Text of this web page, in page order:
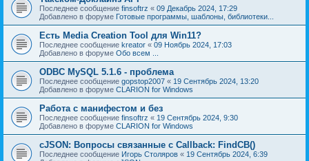
Последнее сообщение finsoftrz « 09 Декабрь 2024, 17:29
Добавлено в форуме Готовые программы, шаблоны, библиотеки...
Есть Media Creation Tool для Win11?
Последнее сообщение kreator « 09 Ноябрь 2024, 17:03
Добавлено в форуме Обо всем ...
ODBC MySQL 5.1.6 - проблема
Последнее сообщение gopstop2007 « 19 Сентябрь 2024, 13:20
Добавлено в форуме CLARION for Windows
Работа с манифестом и без
Последнее сообщение finsoftrz « 19 Сентябрь 2024, 9:30
Добавлено в форуме CLARION for Windows
cJSON: Вопросы связанные с Callback: FindCB()
Последнее сообщение Игорь Столяров « 19 Сентябрь 2024, 6:39